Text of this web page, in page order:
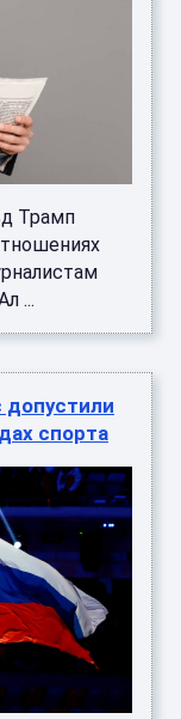
Трамп
...
спорта